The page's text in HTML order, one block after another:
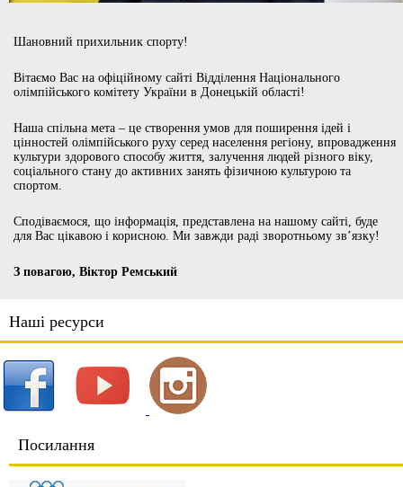
Шановний прихильник спорту!
Вітаємо Вас на офіційному сайті Відділення Національного
олімпійського комітету України в Донецькій області!
Наша спільна мета – це створення умов для поширення ідей і
цінностей олімпійського руху серед населення регіону, впровадження
культури здорового способу життя, залучення людей різного віку,
соціального стану до активних занять фізичною культурою та
спортом.
Сподіваємося, що інформація, представлена на нашому сайті, буде
для Вас цікавою і корисною. Ми завжди раді зворотньому зв’язку!
З повагою, Віктор Ремський
Наші ресурси
Посилання